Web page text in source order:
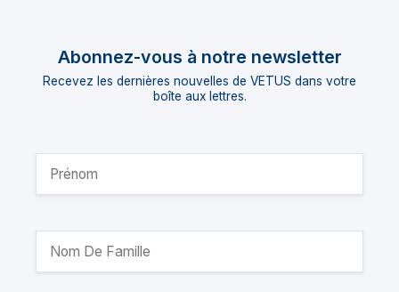
Abonnez-vous à notre newsletter
Recevez les dernières nouvelles de VETUS dans votre
boîte aux lettres.